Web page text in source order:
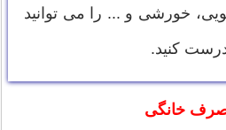
خورشی و ... را می توانید
کنید.
خانگی